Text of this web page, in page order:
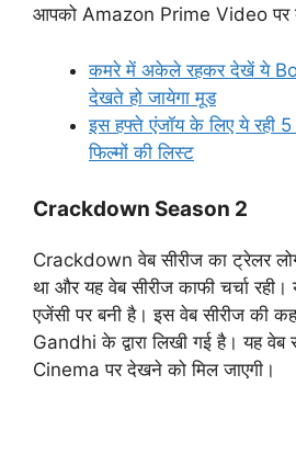
आपको Amazon Prime Video पर
कमरे में अकेले रहकर देखें ये
देखते हो जायेगा मूड
इस हफ्ते एंजॉय के लिए ये रही
फिल्मों की लिस्ट
Crackdown Season 2
Crackdown वेब सीरीज का ट्रेलर
था और यह वेब सीरीज काफी चर्चा
एजेंसी पर बनी है। इस वेब सीरीज की
Gandhi के द्वारा लिखी गई है। यह
Cinema पर देखने को मिल जाएगी।